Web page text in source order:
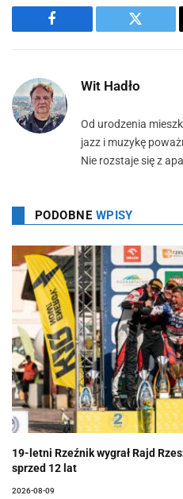
Facebook Twitter
Wit Hadło
Od urodzenia
jazz i muzykę
Nie rozstaje się z
PODOBNE WPISY
19-letni Rzeźnik wygrał Rajd
sprzed 12 lat
2026-08-09